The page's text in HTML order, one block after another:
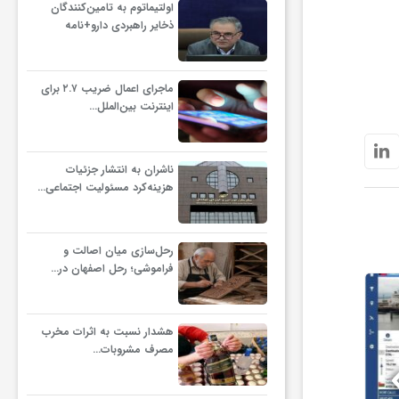
اولتیماتوم به تامین‌کنندگان
ذخایر راهبردی دارو+نامه
ماجرای اعمال ضریب ۲.۷ برای
اینترنت بین‌الملل…
ناشران به انتشار جزئیات
هزینه‌کرد مسئولیت اجتماعی…
رحل‌سازی میان اصالت و
فراموشی؛ رحل اصفهان در…
هشدار نسبت به اثرات مخرب
مصرف مشروبات…